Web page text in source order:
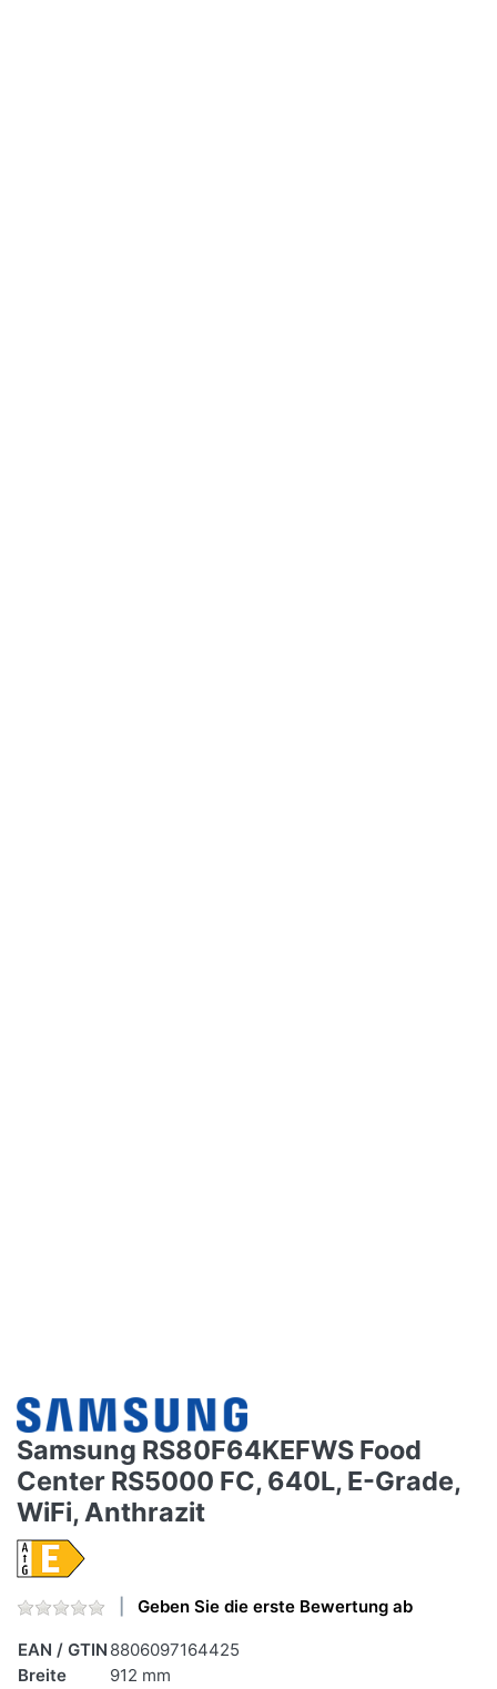
Samsung RS80F64KEFWS Food
Center RS5000 FC, 640L, E-Grade,
WiFi, Anthrazit
Geben Sie die erste Bewertung ab
EAN / GTIN 8806097164425
Breite
912 mm